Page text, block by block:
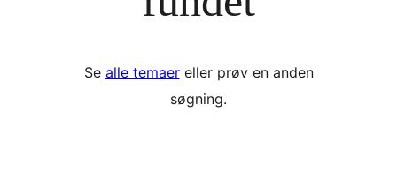
Se alle temaereller prøv en anden
søgning.